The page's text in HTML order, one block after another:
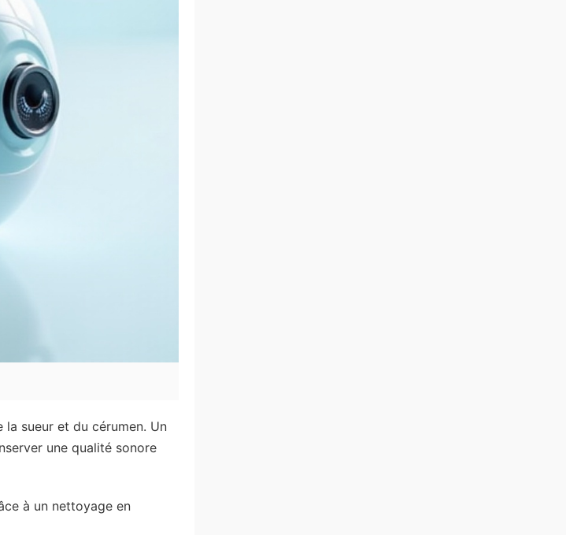
sueur et du cérumen. Un
une qualité sonore
à un nettoyage en